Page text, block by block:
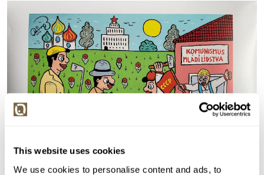
This website uses cookies
We use cookies to personalise content and ads, to